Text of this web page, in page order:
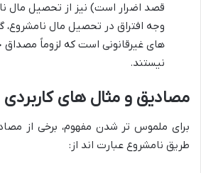
قصد اضرار است) نیز از تحصیل مال
وجه افتراق در تحصیل مال
های غیرقانونی است که لزوماً
نیستند.
مصادیق و مثال های کاربردی
برای ملموس تر شدن مفهوم، برخی از
طریق نامشروع عبارت اند از: